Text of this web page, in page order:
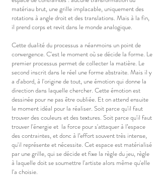
matériau brut, une grille implacable, uniquement des
rotations à angle droit et des translations. Mais à la fin,
il prend corps et revit dans le monde analogique.
Cette dualité du processus a néanmoins un point de
convergence. C'est le moment où se décide la forme. Le
premier processus permet de collecter la matière. Le
second inscrit dans le réel une forme abstraite. Mais il y
a d'abord, à l'origine de tout, une émotion qui donne la
direction dans laquelle chercher. Cette émotion est
dessinée pour ne pas être oubliée. Et on attend ensuite
le moment idéal pour la réaliser. Soit parce qu'il faut
trouver des couleurs et des textures. Soit parce qu'il faut
trouver l'énergie et la force pour s'attaquer à l’espace
des contraintes, et donc à l’effort souvent très intense,
qu'il représente et nécessite. Cet espace est matérialisé
par une grille, qui se décide et fixe la règle du jeu, règle
à laquelle doit se soumettre l'artiste alors même qu'elle
l'a choisie.